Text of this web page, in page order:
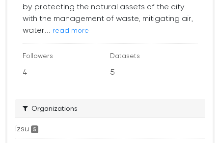
by protecting the natural assets of the city
with the management of waste, mitigating air,
water...
read more
Followers
4
Datasets
5
Organizations
İzsu 5